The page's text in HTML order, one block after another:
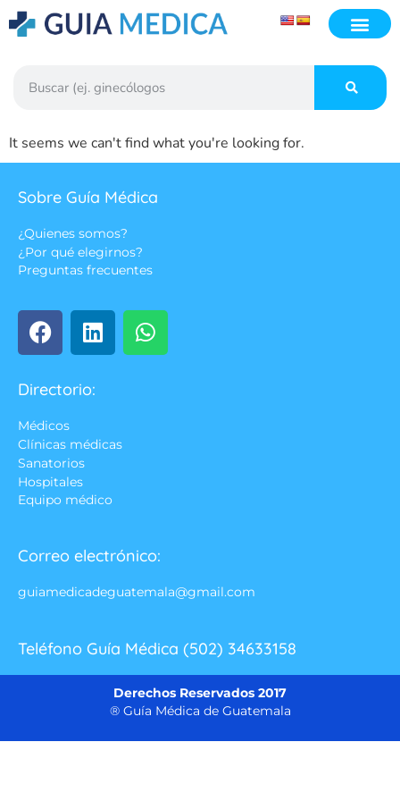
It seems we can't find what you're looking for.
Sobre Guía Médica
¿Quienes somos?
¿Por qué elegirnos?
Preguntas frecuentes
Directorio:
Médicos
Clínicas médicas
Sanatorios
Hospitales
Equipo médico
Correo electrónico:
guiamedicadeguatemala@gmail.com
Teléfono Guía Médica (502) 34633158
Derechos Reservados 2017
® Guía Médica de Guatemala